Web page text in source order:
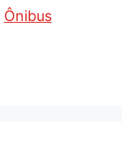
Ônibus